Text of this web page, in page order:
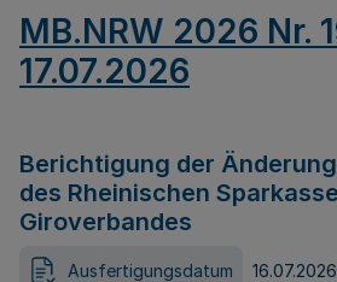
MB.NRW 2026 Nr.
17.07.2026
Berichtigung der
des Rheinischen
Giroverbandes
Ausfertigungsdatum 16.07.2026